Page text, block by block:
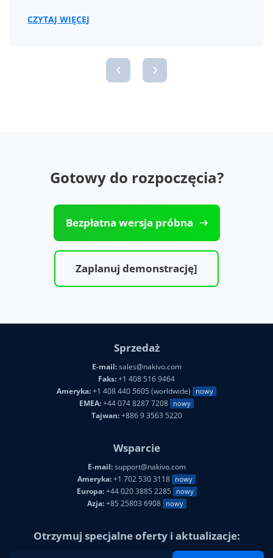
CZYTAJ WIĘCEJ
‹ ›
Gotowy do rozpoczęcia?
Bezpłatna wersja próbna
Zaplanuj demonstrację]
Sprzedaż
E-mail:sales@nakivo.com
Faks:+1 408 516 9464
Ameryka:+1 408 440 5605 (worldwide) nowy
EMEA:+44 074 8287 7208 nowy
Tajwan:+886 9 3563 5220
Wsparcie
E-mail:support@nakivo.com
Ameryka:+1 702 530 3118 nowy
Europa:+44 020 3885 2285 nowy
Azja:+85 25803 6908 nowy
Otrzymuj specjalne oferty i aktualizacje: